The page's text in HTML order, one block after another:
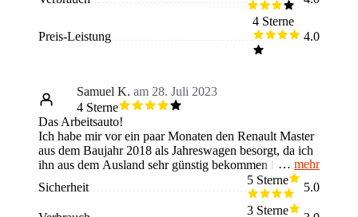
Fahrzeug fährt gut und lässt sich ebenso einfach zu
bedienen. Es ist ein sehr gutes Nutzfahrzeug und würde
es immer wieder kaufen.
Preis-Leistung
4 Sterne
4.0
Samuel K. am 28. Juli 2023
4 Sterne
Das Arbeitsauto!
Ich habe mir vor ein paar Monaten den Renault Master
aus dem Baujahr 2018 als Jahreswagen besorgt, da ich
ihn aus dem Ausland sehr günstig bekommen hab. Ich
finde das für diesen günstigen Preis die Ausstattung des
Führerhauses top ist👍🏼. Zum Beispiel hat es eine
Handy-Funktion, drei Sitze und einen an sich großen
mehr
Sicherheit
5 Sterne
5.0
3 Sterne